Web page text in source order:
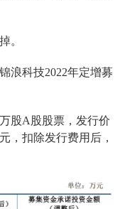
。
浪科技2022年定增募
股A股股票，发行价
，扣除发行费用后，